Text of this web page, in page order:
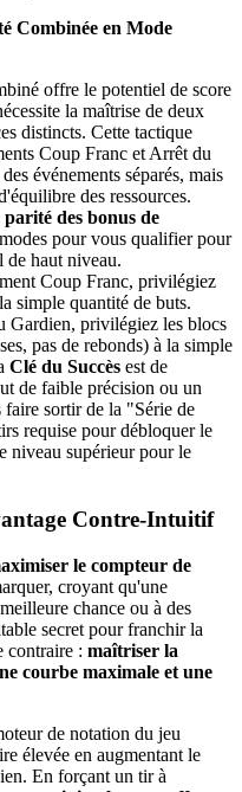
Combinée en Mode
offre le potentiel de score
la maîtrise de deux
distincts. Cette tactique
Coup Franc et Arrêt du
événements séparés, mais
des ressources.
des bonus de
pour vous qualifier pour
de haut niveau.
Coup Franc, privilégiez
simple quantité de buts.
Gardien, privilégiez les blocs
pas de rebonds) à la simple
Clé du Succès est de
de faible précision ou un
sortir de la "Série de
requise pour débloquer le
niveau supérieur pour le
Contre-Intuitif
le compteur de
croyant qu'une
chance ou à des
secret pour franchir la
contraire : maîtriser la
courbe maximale et une
de notation du jeu
élevée en augmentant le
En forçant un tir à